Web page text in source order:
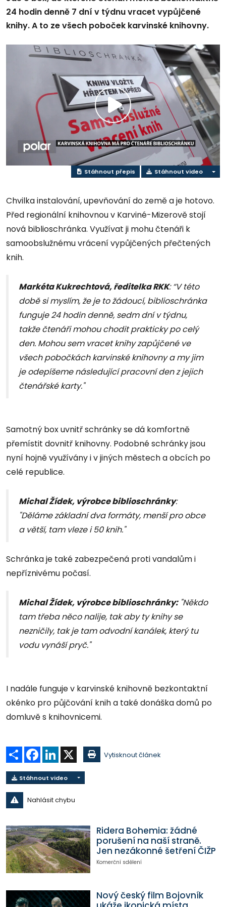
24 hodin denně 7 dní v týdnu vracet vypůjčené
knihy. A to ze všech poboček karvinské knihovny.
Přehrát
video
Stáhnout přepis Stáhnout video
Chvilka instalování, upevňování do země a je hotovo.
Před regionální knihovnou v Karviné-Mizerově stojí
nová biblioschránka. Využívat ji mohu čtenáři k
samoobslužnému vrácení vypůjčených přečtených
knih.
Markéta Kukrechtová, ředitelka RKK: “V této
době si myslím, že je to žádoucí, biblioschránka
funguje 24 hodin denně, sedm dní v týdnu,
takže čtenáři mohou chodit prakticky po celý
den. Mohou sem vracet knihy zapůjčené ve
všech pobočkách karvinské knihovny a my jim
je odepíšeme následující pracovní den z jejich
čtenářské karty."
Samotný box uvnitř schránky se dá komfortně
přemístit dovnitř knihovny. Podobné schránky jsou
nyní hojně využívány i v jiných městech a obcích po
celé republice.
Michal Žídek, výrobce biblioschránky:
"Děláme základní dva formáty, menší pro obce
a větší, tam vleze i 50 knih."
Schránka je také zabezpečená proti vandalům i
nepříznivému počasí.
Michal Žídek, výrobce biblioschránky:"Někdo
tam třeba něco nalije, tak aby ty knihy se
nezničily, tak je tam odvodní kanálek, který tu
vodu vynáší pryč."
I nadále funguje v karvinské knihovně bezkontaktní
okénko pro půjčování knih a také donáška domů po
domluvě s knihovnicemi.
Sdílet Facebook
LinkedIn Vytisknout článek
Stáhnout video
Nahlásit chybu
Ridera Bohemia: žádné
porušení na naší straně.
Jen nezákonné šetření ČIŽP
Komerční sdělení
Nový český film Bojovník